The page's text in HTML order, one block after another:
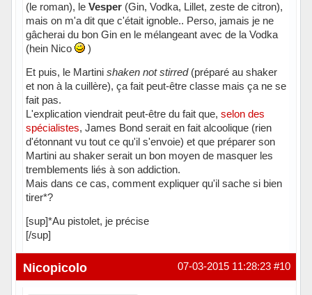
(le roman), le Vesper(Gin, Vodka, Lillet, zeste de citron),
mais on m'a dit que c'était ignoble.. Perso, jamais je ne
gâcherai du bon Gin en le mélangeant avec de la Vodka
(hein Nico
)
Et puis, le Martini shaken not stirred(préparé au shaker
et non à la cuillère), ça fait peut-être classe mais ça ne se
fait pas.
L'explication viendrait peut-être du fait que, selon des
spécialistes, James Bond serait en fait alcoolique (rien
d'étonnant vu tout ce qu'il s'envoie) et que préparer son
Martini au shaker serait un bon moyen de masquer les
tremblements liés à son addiction.
Mais dans ce cas, comment expliquer qu'il sache si bien
tirer*?
[sup]*Au pistolet, je précise
[/sup]
Hors ligne #10
07-03-2015 11:28:23
Nicopicolo